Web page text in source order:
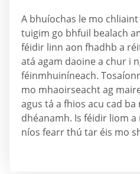
A bhuíochas le mo
tuigim go bhfuil bealach
féidir linn aon fhadhb a
atá agam daoine a chur i
féinmhuiníneach.
mo mhaoirseacht ag
agus tá a fhios acu cad
dhéanamh. Is féidir liom
níos fearr thú tar éis mo